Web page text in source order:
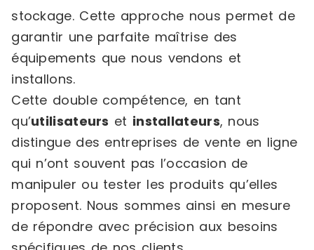
stockage. Cette approche nous permet de
garantir une parfaite maîtrise des
équipements que nous vendons et
installons.
Cette double compétence, en tant
qu’utilisateurs et installateurs, nous
distingue des entreprises de vente en ligne
qui n’ont souvent pas l’occasion de
manipuler ou tester les produits qu’elles
proposent. Nous sommes ainsi en mesure
de répondre avec précision aux besoins